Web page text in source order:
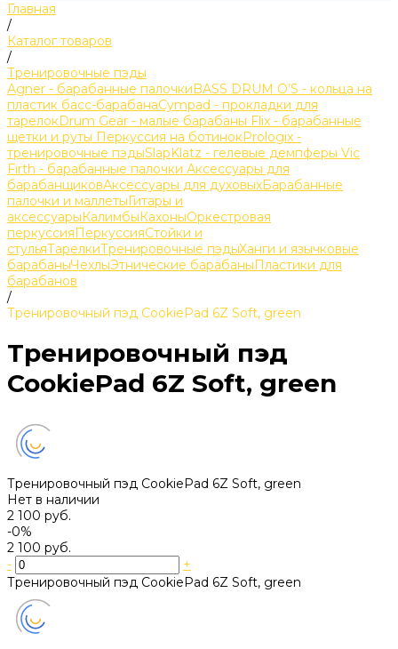
Главная
/
Каталог товаров
/
Тренировочные пэды
Agner - барабанные палочкиBASS DRUM O’S - кольца на
пластик басс-барабанаCympad - прокладки для
тарелокDrum Gear - малые барабаны Flix - барабанные
щетки и руты Перкуссия на ботинокPrologix -
тренировочные пэдыSlapKlatz - гелевые демпферы Vic
Firth - барабанные палочки Аксессуары для
барабанщиковАксессуары для духовыхБарабанные
палочки и маллетыГитары и
аксессуарыКалимбыКахоныОркестровая
перкуссияПеркуссияСтойки и
стульяТарелкиТренировочные пэдыХанги и язычковые
барабаныЧехлыЭтнические барабаныПластики для
барабанов
/
Тренировочный пэд CookiePad 6Z Soft, green
Тренировочный пэд
CookiePad 6Z Soft, green
Тренировочный пэд CookiePad 6Z Soft, green
Нет в наличии
2 100 руб.
-0%
2 100 руб.
-
+
Тренировочный пэд CookiePad 6Z Soft, green